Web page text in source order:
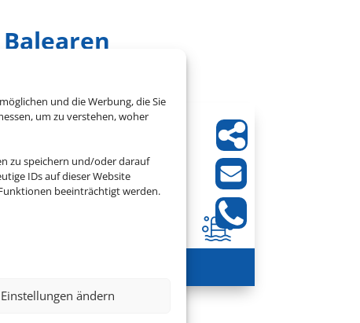
und die Werbung, die Sie
um zu verstehen, woher
zu speichern und/oder darauf
IDs auf dieser Website
beeinträchtigt werden.
Einstellungen ändern
Can Picafort, Mallorca